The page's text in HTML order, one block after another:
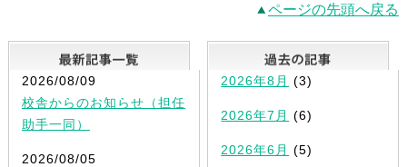
ページの先頭へ戻る
最新記事一覧
2026/08/09
校舎からのお知らせ（担任
助手一同）
2026/08/05
2026年8月 (3)
2026年7月 (6)
2026年6月 (5)